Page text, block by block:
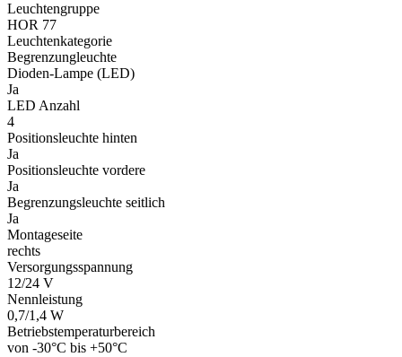
Leuchtengruppe
HOR 77
Leuchtenkategorie
Begrenzungleuchte
Dioden-Lampe (LED)
Ja
LED Anzahl
4
Positionsleuchte hinten
Ja
Positionsleuchte vordere
Ja
Begrenzungsleuchte seitlich
Ja
Montageseite
rechts
Versorgungsspannung
12/24 V
Nennleistung
0,7/1,4 W
Betriebstemperaturbereich
von -30°C bis +50°C